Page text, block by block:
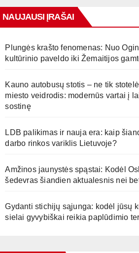
NAUJAUSI ĮRAŠAI
Plungės krašto fenomenas: Nuo
kultūrinio paveldo iki Žemaitijos
Kauno autobusų stotis – ne tik
miesto veidrodis: modernūs vartai į
sostinę
LDB palikimas ir nauja era: kaip
darbo rinkos variklis Lietuvoje?
Amžinos jaunystės spąstai: Kodėl
šedevras šiandien aktualesnis nei
Gydanti stichijų sąjunga: kodėl jūsų
sielai gyvybiškai reikia paplūdimio